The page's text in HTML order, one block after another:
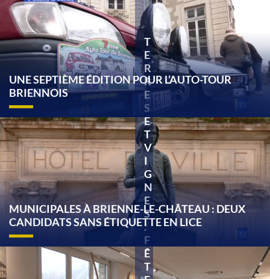
UNE SEPTIÈME ÉDITION POUR L’AUTO-TOUR
BRIENNOIS
MUNICIPALES À BRIENNE-LE-CHÂTEAU : DEUX
CANDIDATS SANS ÉTIQUETTE EN LICE
T
E
R
R
E
S
E
T
V
I
G
N
E
S
.
F
Ê
T